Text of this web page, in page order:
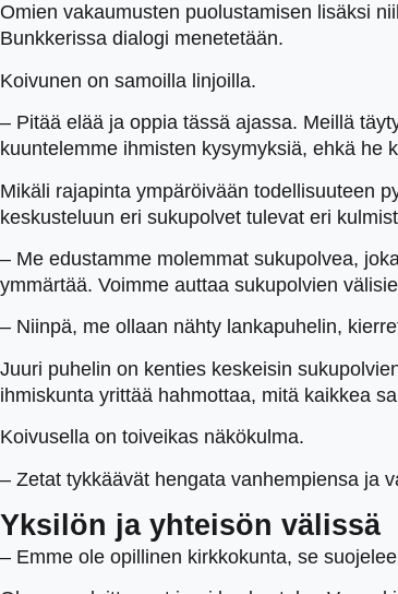
Omien vakaumusten puolustamisen lisäksi
Bunkkerissa dialogi menetetään.
Koivunen on samoilla linjoilla.
– Pitää elää ja oppia tässä ajassa. Meillä
kuuntelemme ihmisten kysymyksiä, ehkä he
Mikäli rajapinta ympäröivään todellisuuteen
keskusteluun eri sukupolvet tulevat eri
– Me edustamme molemmat sukupolvea,
ymmärtää. Voimme auttaa sukupolvien
– Niinpä, me ollaan nähty lankapuhelin,
Juuri puhelin on kenties keskeisin
ihmiskunta yrittää hahmottaa, mitä kaikkea
Koivusella on toiveikas näkökulma.
– Zetat tykkäävät hengata vanhempiensa ja
Yksilön ja yhteisön välissä
– Emme ole opillinen kirkkokunta, se